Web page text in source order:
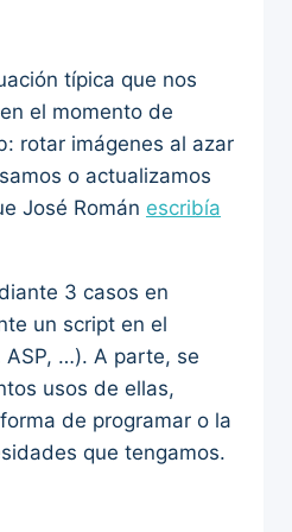
típica que nos
el momento de
rotar imágenes al azar
o actualizamos
José Román escribía
3 casos en
un script en el
ASP, …). A parte, se
usos de ellas,
de programar o la
que tengamos.